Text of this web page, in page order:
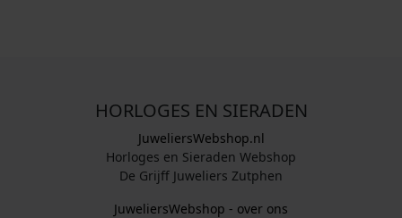
HORLOGES EN SIERADEN
JuweliersWebshop.nl
Horloges en Sieraden Webshop
De Grijff Juweliers Zutphen
JuweliersWebshop - over ons